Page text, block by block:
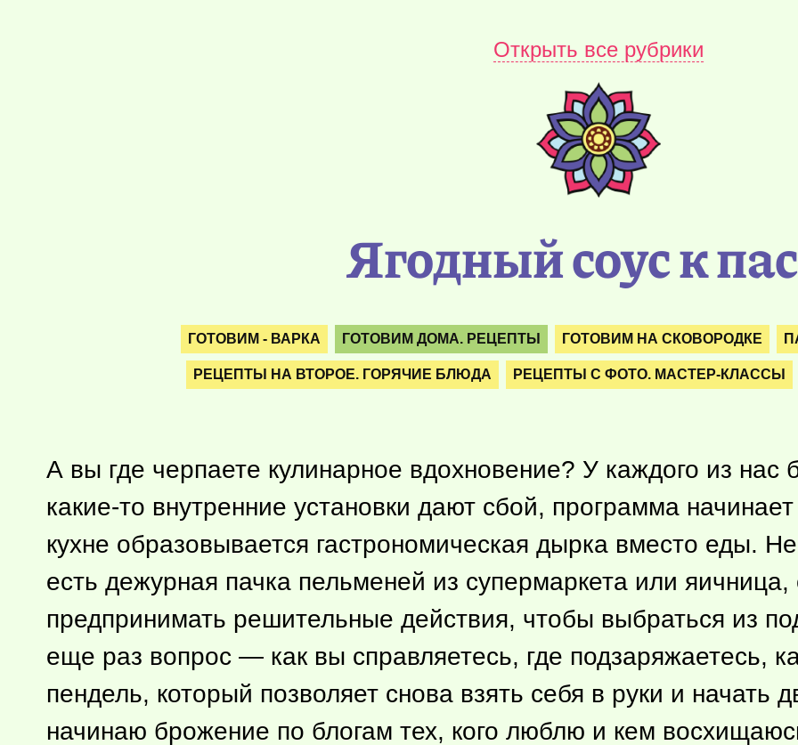
Открыть все рубрики
Ягодный соус к
ГОТОВИМ - ВАРКА ГОТОВИМ ДОМА. РЕЦЕПТЫ ГОТОВИМ НА СКОВОРОДКЕ
РЕЦЕПТЫ НА ВТОРОЕ. ГОРЯЧИЕ БЛЮДА РЕЦЕПТЫ С ФОТО. МАСТЕР-КЛАССЫ
А вы где черпаете кулинарное вдохновение? У каждого из нас
какие-то внутренние установки дают сбой, программа
кухне образовывается гастрономическая дырка вместо еды.
есть дежурная пачка пельменей из супермаркета или яичница,
предпринимать решительные действия, чтобы выбраться из
еще раз вопрос — как вы справляетесь, где подзаряжаетесь,
пендель, который позволяет снова взять себя в руки и начать
начинаю брожение по блогам тех, кого люблю и кем